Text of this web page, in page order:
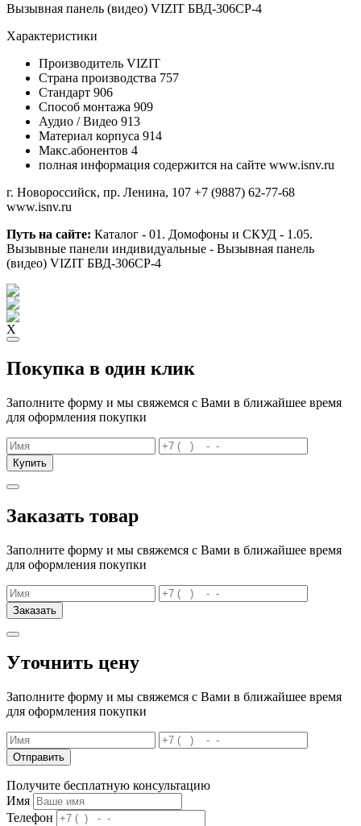
Вызывная панель (видео) VIZIT БВД-306CP-4
Характеристики
Производитель VIZIT
Страна производства 757
Стандарт 906
Способ монтажа 909
Аудио / Видео 913
Материал корпуса 914
Макс.абонентов 4
полная информация содержится на сайте www.isnv.ru
г. Новороссийск, пр. Ленина, 107 +7 (9887) 62-77-68
www.isnv.ru
Путь на сайте: Каталог - 01. Домофоны и СКУД - 1.05.
Вызывные панели индивидуальные - Вызывная панель
(видео) VIZIT БВД-306CP-4
X
Покупка в один клик
Заполните форму и мы свяжемся с Вами в ближайшее время
для оформления покупки
Купить
Заказать товар
Заполните форму и мы свяжемся с Вами в ближайшее время
для оформления покупки
Заказать
Уточнить цену
Заполните форму и мы свяжемся с Вами в ближайшее время
для оформления покупки
Отправить
Получите бесплатную консультацию
Имя
Телефон